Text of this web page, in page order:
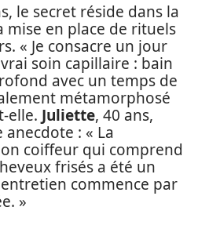
le secret réside dans la
mise en place de rituels
« Je consacre un jour
soin capillaire : bain
avec un temps de
métamorphosé
elle. Juliette, 40 ans,
: « La
coiffeur qui comprend
frisés a été un
commence par
»